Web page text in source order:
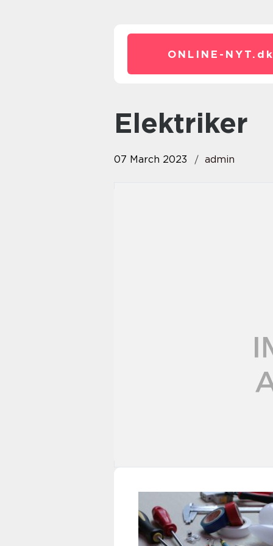
ONLINE-NYT.
elektriker
07 March 2023 admin